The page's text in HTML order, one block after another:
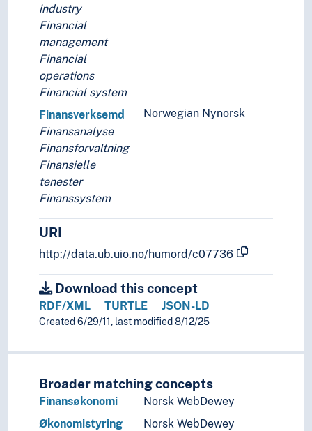
industry
Financial
management
Financial
operations
Financial system
Norwegian Nynorsk
Finansverksemd
Finansanalyse
Finansforvaltning
Finansielle
tenester
Finanssystem
URI
http://data.ub.uio.no/humord/c07736
Download this concept
RDF/XML TURTLE JSON-LD
Created 6/29/11, last modified 8/12/25
Broader matching concepts
Finansøkonomi
Norsk WebDewey
Økonomistyring
Norsk WebDewey